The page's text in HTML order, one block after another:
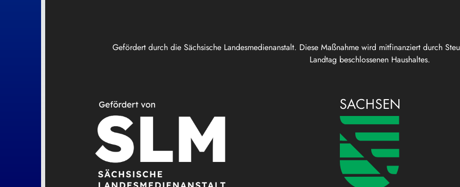
Gefördert durch die Sächsische Landesmedienanstalt. Diese Maßnahme wird mitfinanziert durch
Landtag beschlossenen Haushaltes.